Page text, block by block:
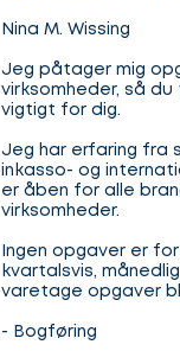
Nina M. Wissing
Jeg påtager mig
virksomheder, så
vigtigt for dig.
Jeg har erfaring fra
inkasso- og
er åben for alle
virksomheder.
Ingen opgaver er
kvartalsvis,
varetage opgaver
- Bogføring